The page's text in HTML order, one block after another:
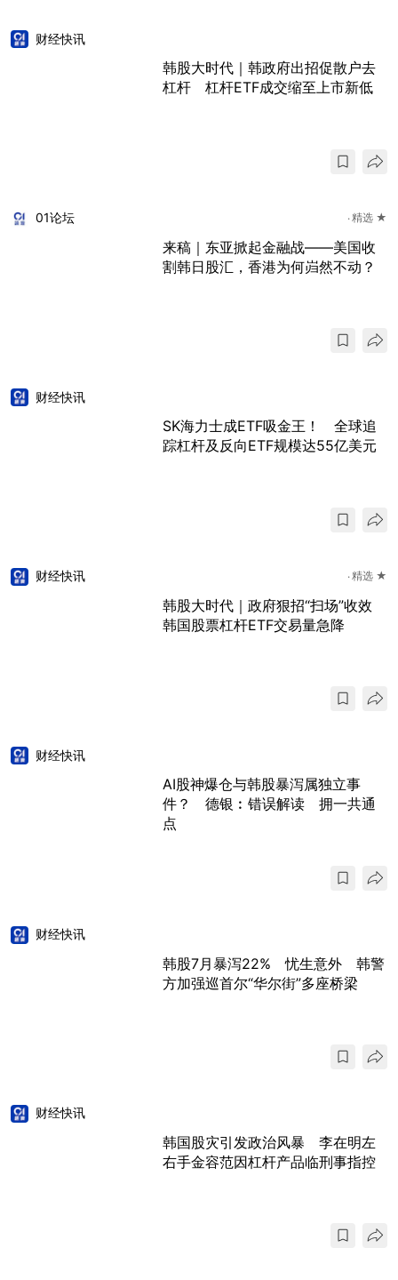
财经快讯
韩股大时代｜韩政府出招促散户去
杠杆 杠杆ETF成交缩至上市新低
01论坛 精选 ★
来稿｜东亚掀起金融战——美国收
割韩日股汇，香港为何岿然不动？
财经快讯
SK海力士成ETF吸金王！ 全球追
踪杠杆及反向ETF规模达55亿美元
财经快讯 精选 ★
韩股大时代｜政府狠招“扫场”收效
韩国股票杠杆ETF交易量急降
财经快讯
AI股神爆仓与韩股暴泻属独立事
件？ 德银︰错误解读 拥一共通
点
财经快讯
韩股7月暴泻22% 忧生意外 韩警
方加强巡首尔“华尔街”多座桥梁
财经快讯
韩国股灾引发政治风暴 李在明左
右手金容范因杠杆产品临刑事指控